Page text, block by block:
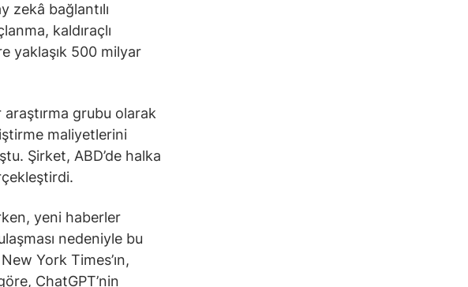
zekâ bağlantılı
kaldıraçlı
yaklaşık 500 milyar
araştırma grubu olarak
maliyetlerini
Şirket, ABD’de halka
yeni haberler
nedeniyle bu
York Times’ın,
ChatGPT’nin